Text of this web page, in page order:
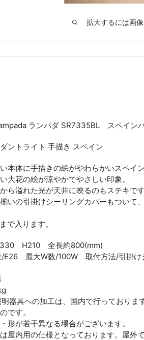
拡大するには画
ランパダ SR7335BL スペイン
ントライト 手描き スペイン
本体に手描きの絵がやわらかいスペイ
大花の絵が涼やかでやさしい印象。
ら溢れた光が天井に映るのもステキです
いの引掛けシーリングカバーもついて
で入ります。
H210 全長約800(mm)
E26 最大W数/100W 取付方法/引掛け
器具への加工は、国内で行っておりま
です。
形が若干異なる場合がございます。
屋内用の仕様となっております。屋外